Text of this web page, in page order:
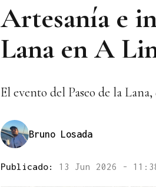
Artesanía e
Lana en A
El evento del Paseo de la
Bruno Losada
Publicado: 13 Jun 2026 -